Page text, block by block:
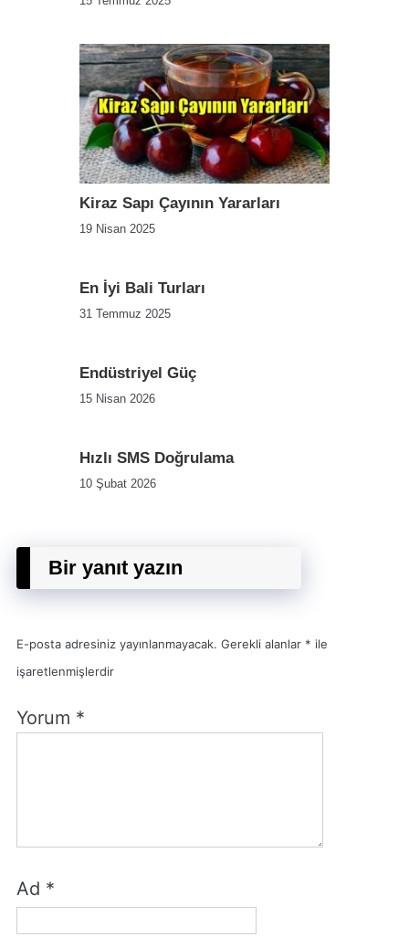
Kiraz Sapı Çayının Yararları
19 Nisan 2025
En İyi Bali Turları
31 Temmuz 2025
Endüstriyel Güç
15 Nisan 2026
Hızlı SMS Doğrulama
10 Şubat 2026
Bir yanıt yazın
E-posta adresiniz yayınlanmayacak. Gerekli alanlar * ile
işaretlenmişlerdir
Yorum *
Ad *